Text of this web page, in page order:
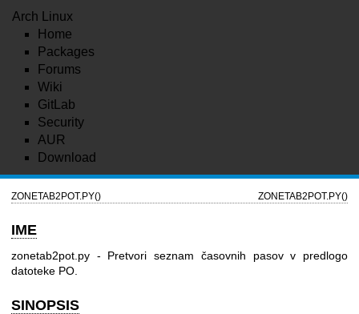
Arch Linux
Home
Packages
Forums
Wiki
GitLab
Security
AUR
Download
ZONETAB2POT.PY() ZONETAB2POT.PY()
IME
zonetab2pot.py - Pretvori seznam časovnih pasov v predlogo
datoteke PO.
SINOPSIS